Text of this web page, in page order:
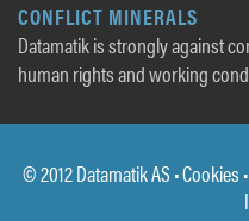
CONFLICT MINERALS
Datamatik is strongly against
human rights and working
© 2012 Datamatik AS •Cookies